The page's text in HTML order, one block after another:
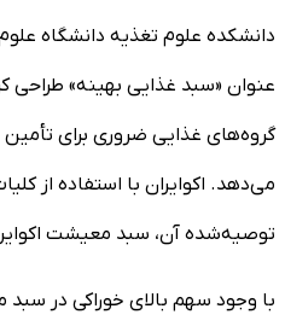
دانشکده علوم تغذیه دانشگاه
عنوان «سبد غذایی بهینه» طراحی
گروه‌های غذایی ضروری برای تأمین
می‌دهد. اکوایران با استفاده از
توصیه‌شده آن، سبد معیشت
با وجود سهم بالای خوراکی در